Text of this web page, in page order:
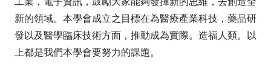
新的領域。本學會成立之目標在為醫療產業科技，藥品研
發以及醫學臨床技術方面，推動成為實際。造福人類。以
上都是我們本學會要努力的課題。